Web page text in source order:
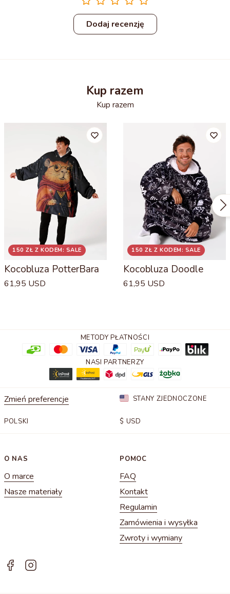
Dodaj recenzję
Kup razem
Kup razem
150 ZŁ Z KODEM: SALE
Kocobluza PotterBara
61,95 USD
150 ZŁ Z KODEM: SALE
Kocobluza Doodle
61,95 USD
METODY PŁATNOŚCI
NASI PARTNERZY
Zmień preferencje STANY ZJEDNOCZONE
POLSKI $ USD
O NAS
O marce
Nasze materiały
POMOC
FAQ
Kontakt
Regulamin
Zamówienia i wysyłka
Zwroty i wymiany